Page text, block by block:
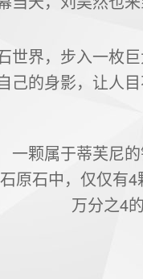
世界，步入一枚
己的身影，让人
一颗属于蒂芙尼
原石中，仅仅有4
万分之4